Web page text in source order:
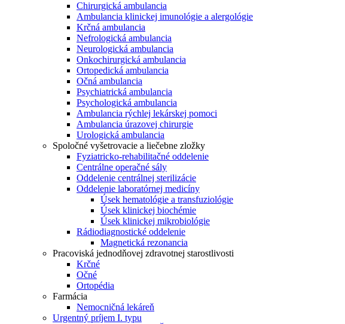
Chirurgická ambulancia
Ambulancia klinickej imunológie a alergológie
Krčná ambulancia
Nefrologická ambulancia
Neurologická ambulancia
Onkochirurgická ambulancia
Ortopedická ambulancia
Očná ambulancia
Psychiatrická ambulancia
Psychologická ambulancia
Ambulancia rýchlej lekárskej pomoci
Ambulancia úrazovej chirurgie
Urologická ambulancia
Spoločné vyšetrovacie a liečebne zložky
Fyziatricko-rehabilitačné oddelenie
Centrálne operačné sály
Oddelenie centrálnej sterilizácie
Oddelenie laboratórnej medicíny
Úsek hematológie a transfuziológie
Úsek klinickej biochémie
Úsek klinickej mikrobiológie
Rádiodiagnostické oddelenie
Magnetická rezonancia
Pracoviská jednodňovej zdravotnej starostlivosti
Krčné
Očné
Ortopédia
Farmácia
Nemocničná lekáreň
Urgentný príjem I. typu